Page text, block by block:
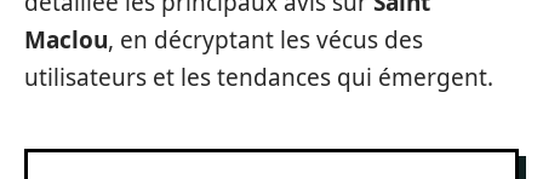
Maclou, en décryptant les vécus des
utilisateurs et les tendances qui émergent.